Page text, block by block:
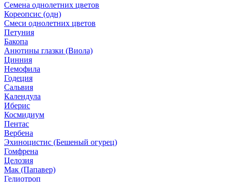
Семена однолетних цветов
Кореопсис (одн)
Смеси однолетних цветов
Петуния
Бакопа
Анютины глазки (Виола)
Цинния
Немофила
Годеция
Сальвия
Календула
Иберис
Космидиум
Пентас
Вербена
Эхиноцистис (Бешеный огурец)
Гомфрена
Целозия
Мак (Папавер)
Гелиотроп